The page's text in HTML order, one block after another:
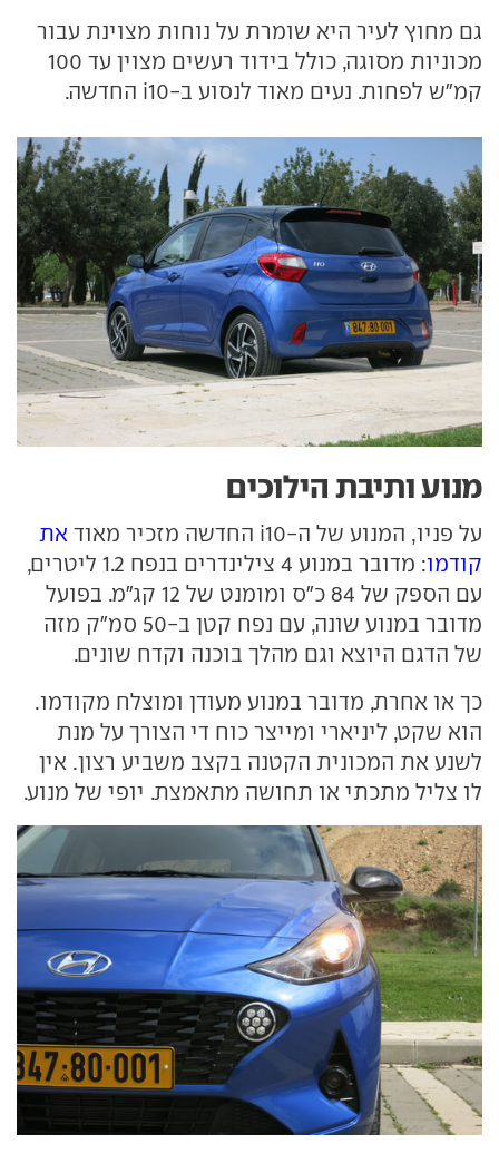
גם מחוץ לעיר היא שומרת על נוחות מצוינת עבור
מכוניות מסוגה, כולל בידוד רעשים מצוין עד 100
קמ"ש לפחות. נעים מאוד לנסוע ב-i10 החדשה.
מנוע ותיבת הילוכים
על פניו, המנוע של ה-i10 החדשה מזכיר מאוד
את
קודמו
: מדובר במנוע 4 צילינדרים בנפח 1.2 ליטרים,
עם הספק של 84 כ"ס ומומנט של 12 קג"מ. בפועל
מדובר במנוע שונה, עם נפח קטן ב-50 סמ"ק מזה
של הדגם היוצא וגם מהלך בוכנה וקדח שונים.
כך או אחרת, מדובר במנוע מעודן ומוצלח מקודמו.
הוא שקט, ליניארי ומייצר כוח די הצורך על מנת
לשנע את המכונית הקטנה בקצב משביע רצון. אין
לו צליל מתכתי או תחושה מתאמצת. יופי של מנוע.